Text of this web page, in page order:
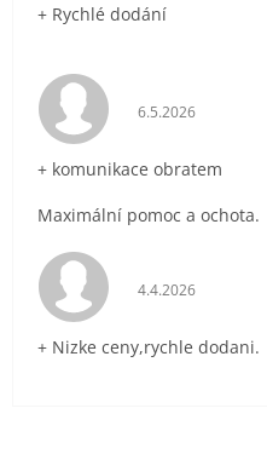
+ Rychlé dodání
Hodnocení
6.5.2026
+ komunikace obratem
Maximální pomoc a ochota.
Hodnocení
4.4.2026
+ Nizke ceny,rychle dodani.